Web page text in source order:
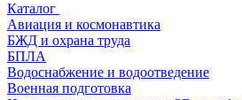
Каталог
Авиация и космонавтика
БЖД и охрана труда
БПЛА
Водоснабжение и водоотведение
Военная подготовка